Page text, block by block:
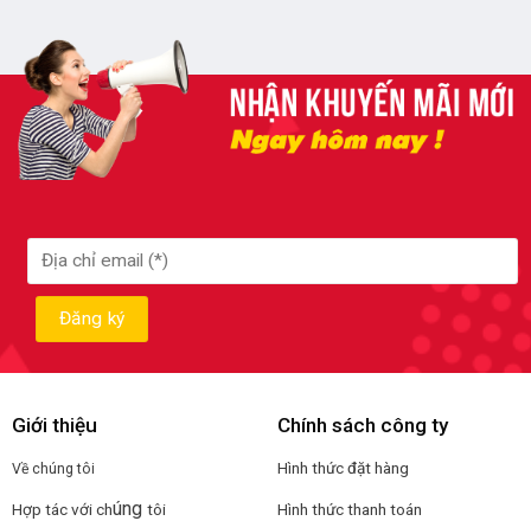
Giới thiệu
Về chúng tôi
Hợp tác với chúng tôi
Chính sách công ty
Hình thức đặt hàng
Hình thức thanh toán